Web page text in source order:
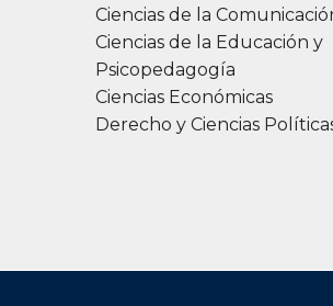
Ciencias de la
Ciencias de la Educación y
Psicopedagogía
Ciencias Económicas
Derecho y Ciencias